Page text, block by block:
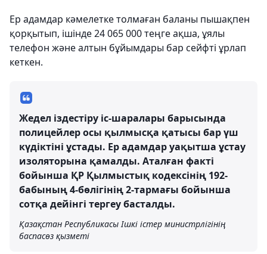
Ер адамдар кәмелетке толмаған баланы пышақпен
қорқытып, ішінде 24 065 000 теңге ақша, ұялы
телефон және алтын бұйымдары бар сейфті ұрлап
кеткен.
Жедел іздестіру іс-шаралары барысында
полицейлер осы қылмысқа қатысы бар үш
күдіктіні ұстады. Ер адамдар уақытша ұстау
изоляторына қамалды. Аталған факті
бойынша ҚР Қылмыстық кодексінің 192-
бабының 4-бөлігінің 2-тармағы бойынша
сотқа дейінгі тергеу басталды.
Қазақстан Республикасы Ішкі істер министрлігінің
баспасөз қызметі